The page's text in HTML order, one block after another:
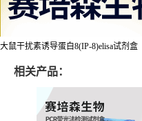
大鼠干扰素诱导蛋白8(IP-8)elisa试剂盒
相关产品：